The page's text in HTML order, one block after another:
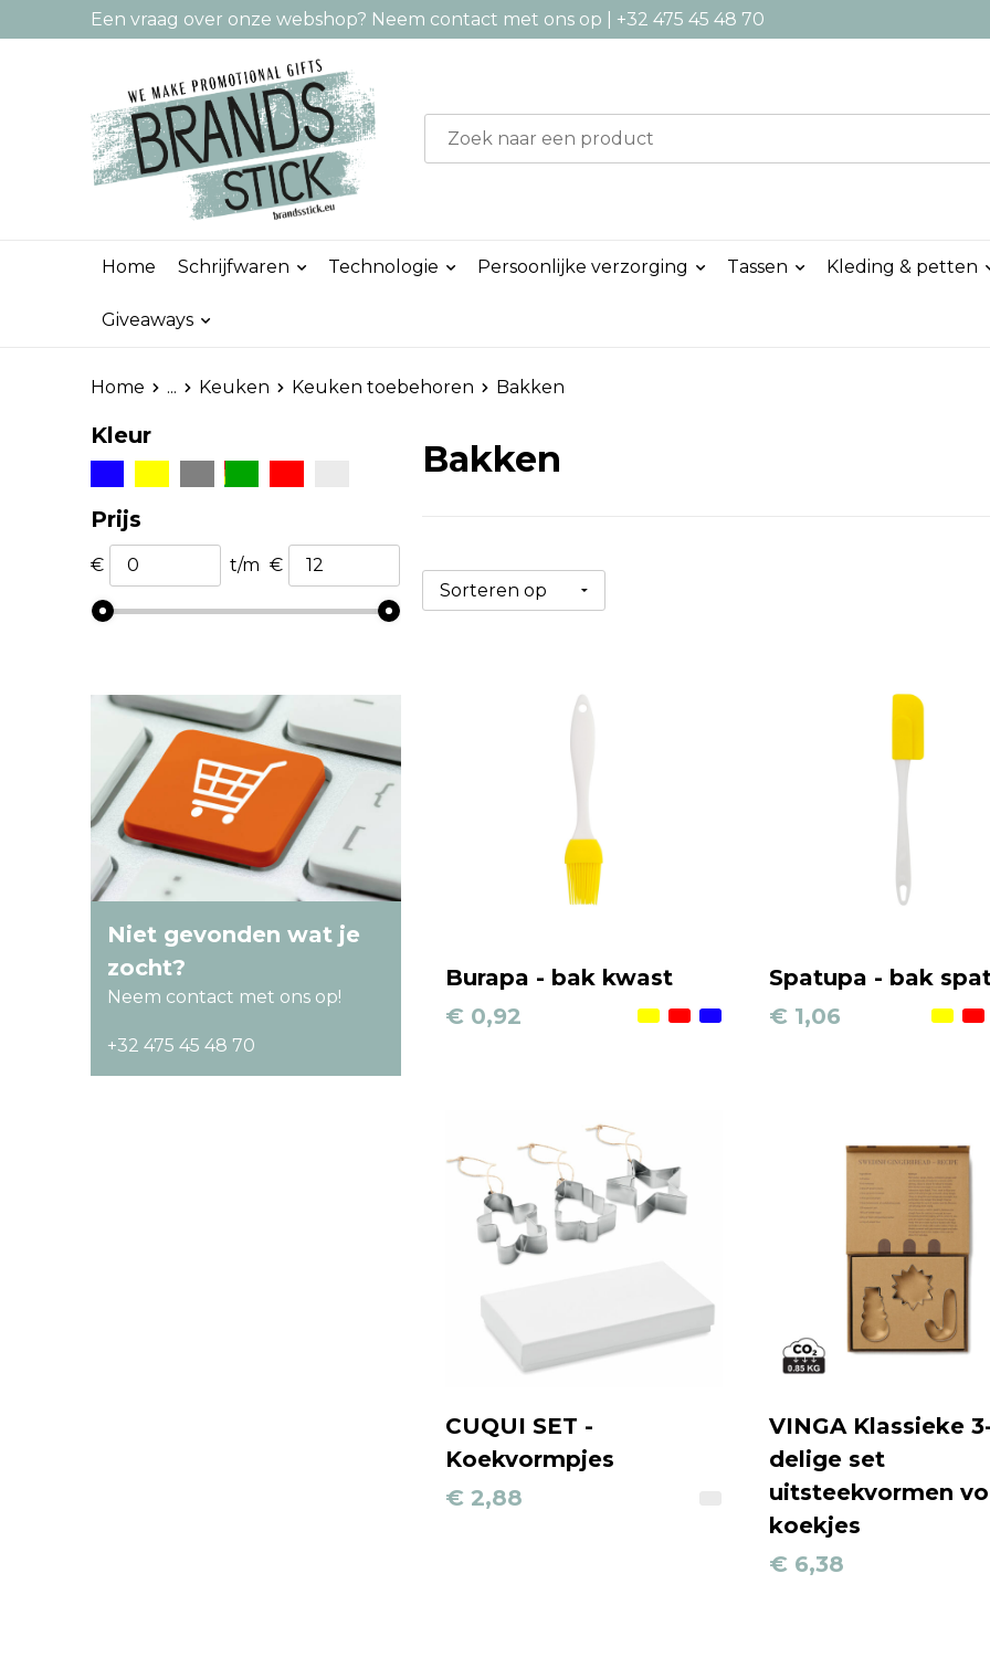
Een vraag over onze webshop? Neem contact met ons op | +32 475 45 48 70
Home Schrijfwaren Technologie Persoonlijke verzorging Tassen Kleding & petten
Giveaways
Home ... Keuken Keuken toebehoren Bakken
Kleur
Prijs
€ t/m €
Niet gevonden wat je
zocht?
Neem contact met ons op!
+32 475 45 48 70
Bakken
Burapa - bak kwast
€ 0,92
Spatupa - bak
€ 1,06
CUQUI SET -
Koekvormpjes
€ 2,88
VINGA Klassieke
delige set
uitsteekvormen
koekjes
€ 6,38